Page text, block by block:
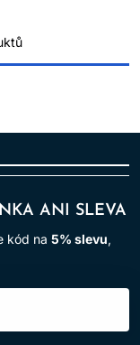
ANI SLEVA
kód na 5% slevu,